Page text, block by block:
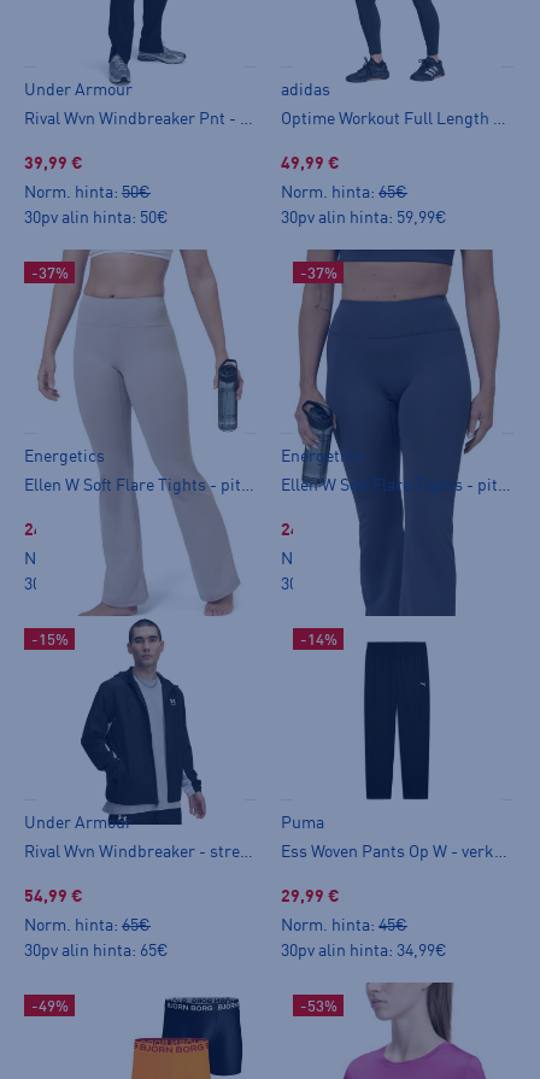
Under Armour
39,99 €
Norm. hinta: 50€
30pv alin hinta: 50€
adidas
49,99 €
Norm. hinta: 65€
30pv alin hinta: 59,99€
-37%
Energetics
24,99 €
Norm. hinta:
39,90€
30pv alin hinta: 39,90€
-37%
Energetics
24,99 €
Norm. hinta:
30pv alin hinta: 39,90€
-15%
Under Armour
54,99 €
Norm. hinta: 65€
30pv alin hinta: 65€
-14%
Puma
29,99 €
Norm. hinta: 45€
30pv alin hinta: 34,99€
-49% -53%